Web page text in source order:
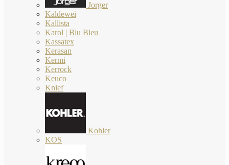
Jorger
Kaldewei
Kallista
Karol | Blu Bleu
Kassatex
Kerasan
Kermi
Kerrock
Keuco
Knief
Kohler
KOS